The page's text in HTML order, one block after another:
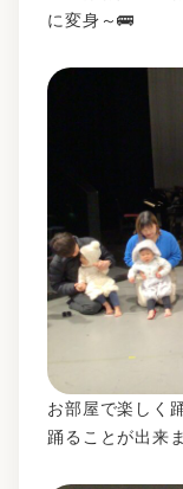
に変身～🚌
お部屋で楽しく
踊ることが出来